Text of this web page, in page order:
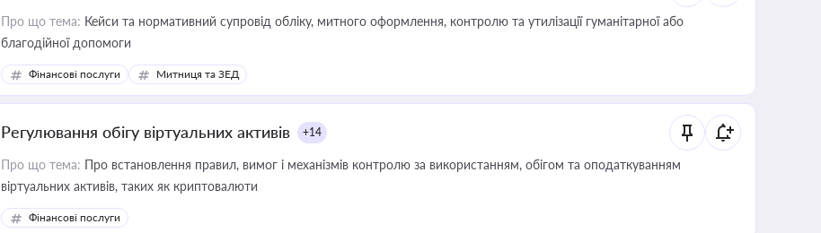
Про що тема: Кейси та нормативний супровід обліку, митного оформлення, контролю та утилізації гуманітарної або
благодійної допомоги
Фінансові послуги Митниця та ЗЕД
Регулювання обігу віртуальних активів +14
Про що тема: Про встановлення правил, вимог і механізмів контролю за використанням, обігом та оподаткуванням
віртуальних активів, таких як криптовалюти
Фінансові послуги